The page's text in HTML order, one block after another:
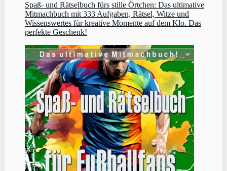
Spaß- und Rätselbuch fürs stille Örtchen: Das ultimative
Mitmachbuch mit 333 Aufgaben, Rätsel, Witze und
Wissenswertes für kreative Momente auf dem Klo. Das
perfekte Geschenk!